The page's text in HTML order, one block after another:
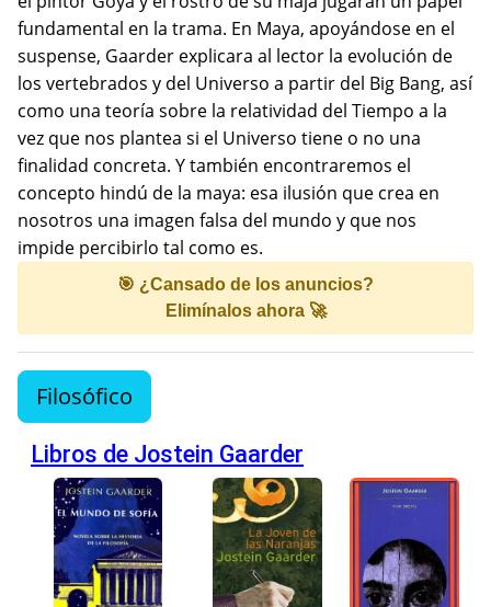
fundamental en la trama. En Maya, apoyándose en el
suspense, Gaarder explicara al lector la evolución de
los vertebrados y del Universo a partir del Big Bang, así
como una teoría sobre la relatividad del Tiempo a la
vez que nos plantea si el Universo tiene o no una
finalidad concreta. Y también encontraremos el
concepto hindú de la maya: esa ilusión que crea en
nosotros una imagen falsa del mundo y que nos
impide percibirlo tal como es.
🎯 ¿Cansado de los anuncios?
Elimínalos ahora 🚀
Filosófico
Libros de Jostein Gaarder